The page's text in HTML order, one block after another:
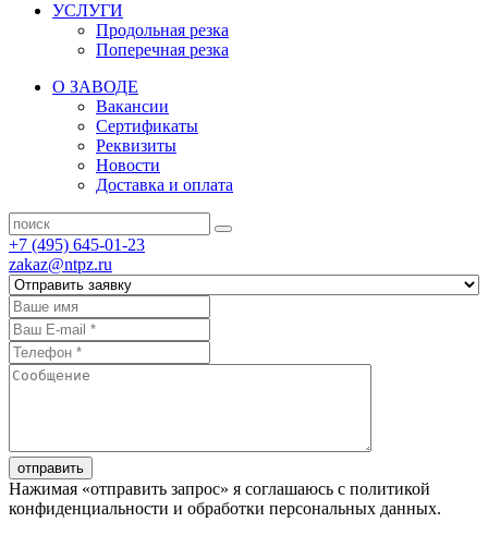
УСЛУГИ
Продольная резка
Поперечная резка
О ЗАВОДЕ
Вакансии
Сертификаты
Реквизиты
Новости
Доставка и оплата
+7 (495) 645-01-23
zakaz@ntpz.ru
отправить
Нажимая «отправить запрос» я соглашаюсь с политикой
конфиденциальности и обработки персональных данных.